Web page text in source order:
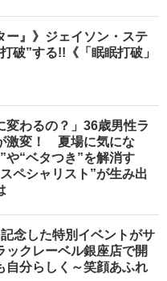
ー』》ジェイソン・ステ
破”する!!《「眠眠打破」
変わるの？」36歳男性ラ
激変！ 夏場に気にな
や“ベタつき”を解消す
ペシャリスト”が生み出
念した特別イベントがサ
ックレーベル銀座店で開
分らしく～笑顔あふれ